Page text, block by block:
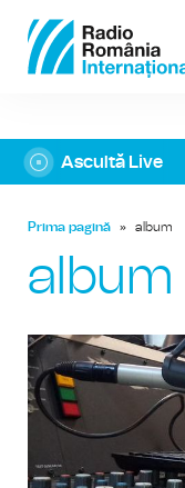
Ascultă Live
Prima pagină » album
album